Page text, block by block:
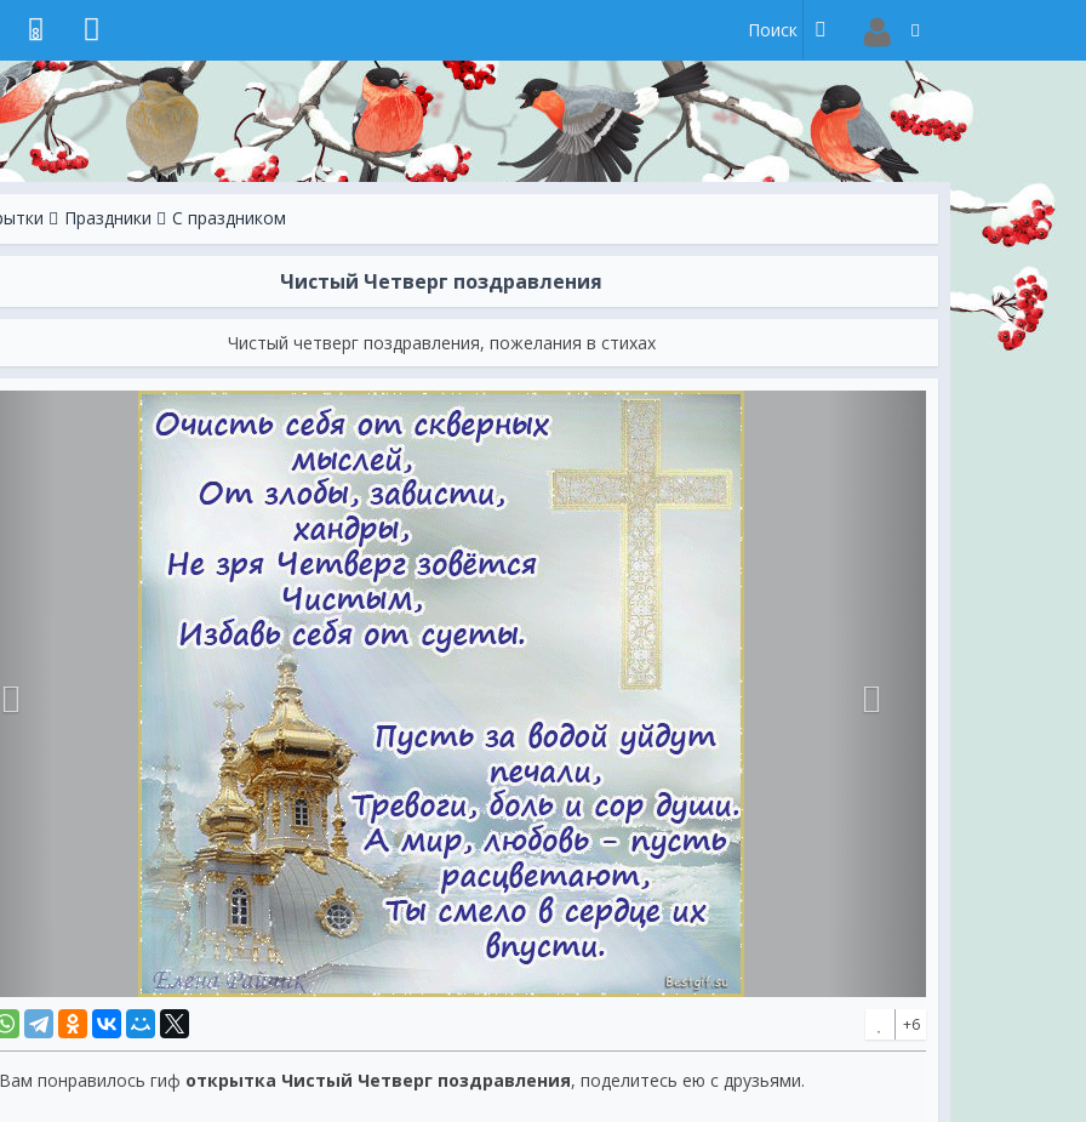
8
Праздники С праздником
Чистый Четверг поздравления
Чистый четверг поздравления, пожелания в стихах
+6
понравилось гиф открытка Чистый Четверг поздравления, поделитесь ею с друзьями.